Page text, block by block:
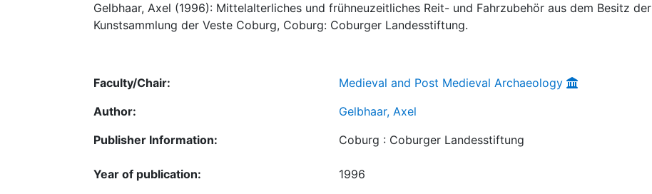
Gelbhaar, Axel (1996): Mittelalterliches und frühneuzeitliches Reit- und Fahrzubehör aus dem Besitz der
Kunstsammlung der Veste Coburg, Coburg: Coburger Landesstiftung.
Faculty/Chair:
Medieval and Post Medieval Archaeology
Author:
Gelbhaar, Axel
Publisher Information:
Coburg : Coburger Landesstiftung
Year of publication:
1996